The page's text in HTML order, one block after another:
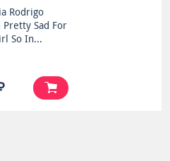
Rodrigo
Pretty Sad For
So In...